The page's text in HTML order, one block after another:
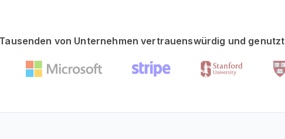
von Unternehmen vertrauenswürdig und genutzt